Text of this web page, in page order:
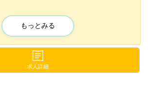
クラよりも緩～く稼げちゃう🎁
もっとみる
求人詳細